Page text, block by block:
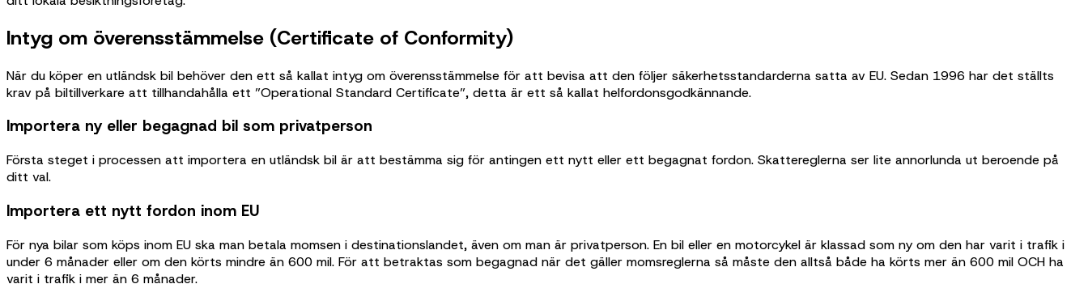
Intyg om överensstämmelse (Certificate of Conformity)
När du köper en utländsk bil behöver den ett så kallat intyg om överensstämmelse för att bevisa att den följer säkerhetsstandarderna satta av EU. Sedan 1996 har det ställts
krav på biltillverkare att tillhandahålla ett ”Operational Standard Certificate”, detta är ett så kallat helfordonsgodkännande.
Importera ny eller begagnad bil som privatperson
Första steget i processen att importera en utländsk bil är att bestämma sig för antingen ett nytt eller ett begagnat fordon. Skattereglerna ser lite annorlunda ut beroende på
ditt val.
Importera ett nytt fordon inom EU
För nya bilar som köps inom EU ska man betala momsen i destinationslandet, även om man är privatperson. En bil eller en motorcykel är klassad som ny om den har varit i trafik i
under 6 månader eller om den körts mindre än 600 mil. För att betraktas som begagnad när det gäller momsreglerna så måste den alltså både ha körts mer än 600 mil OCH ha
varit i trafik i mer än 6 månader.